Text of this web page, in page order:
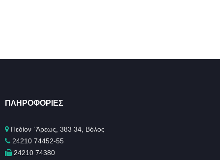
ΠΛΗΡΟΦΟΡΊΕΣ
Πεδίον ΄Άρεως, 383 34, Βόλος
24210 74452-55
24210 74380